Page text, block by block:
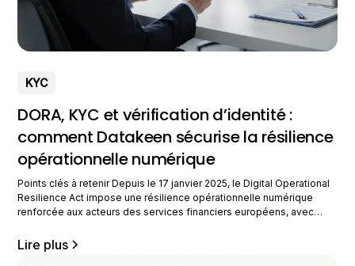
KYC
DORA, KYC et vérification d’identité :
comment Datakeen sécurise la résilience
opérationnelle numérique
Points clés à retenir Depuis le 17 janvier 2025, le Digital Operational
Resilience Act impose une résilience opérationnelle numérique
renforcée aux acteurs des services financiers européens, avec
vérification d’identité, le KYC know your customer et la lutte contre
la fraude constituent désormais des processus critiques
Lire plus